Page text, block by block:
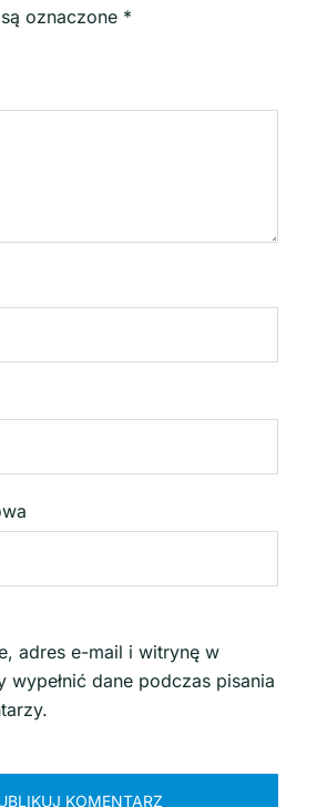
oznaczone *
adres e-mail i witrynę w
wypełnić dane podczas pisania